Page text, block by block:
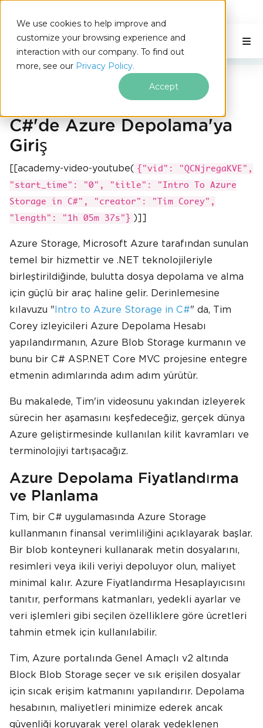
We use cookies to help improve and
customize your browsing experience and
interaction with our company. To find out
more, see our Privacy Policy.
Accept
IRONSOFTWARE
Altbilgi içeriğine atla
C# Application
Bu Sayfada
C#'de Azure Depolama'ya Giriş
C#'de Azure Depolama'ya
Giriş
[[academy-video-youtube( {"vid": "QCNjregaKVE",
"start_time": "0", "title": "Intro To Azure
Storage in C#", "creator": "Tim Corey",
"length": "1h 05m 37s"} )]]
Azure Storage, Microsoft Azure tarafından sunulan
temel bir hizmettir ve .NET teknolojileriyle
birleştirildiğinde, bulutta dosya depolama ve alma
için güçlü bir araç haline gelir. Derinlemesine
kılavuzu "Intro to Azure Storage in C#" da, Tim
Corey izleyicileri Azure Depolama Hesabı
yapılandırmanın, Azure Blob Storage kurmanın ve
bunu bir C# ASP.NET Core MVC projesine entegre
etmenin adımlarında adım adım yürütür.
Bu makalede, Tim'in videosunu yakından izleyerek
sürecin her aşamasını keşfedeceğiz, gerçek dünya
Azure geliştirmesinde kullanılan kilit kavramları ve
terminolojiyi tartışacağız.
Azure Depolama Fiyatlandırma
ve Planlama
Tim, bir C# uygulamasında Azure Storage
kullanmanın finansal verimliliğini açıklayarak başlar.
Bir blob konteyneri kullanarak metin dosyalarını,
resimleri veya ikili veriyi depoluyor olun, maliyet
minimal kalır. Azure Fiyatlandırma Hesaplayıcısını
tanıtır, performans katmanları, yedekli ayarlar ve
veri işlemleri gibi seçilen özelliklere göre ücretleri
tahmin etmek için kullanılabilir.
Tim, Azure portalında Genel Amaçlı v2 altında
Block Blob Storage seçer ve sık erişilen dosyalar
için sıcak erişim katmanını yapılandırır. Depolama
hesabının, maliyetleri minimize ederek ancak
güvenliği koruyarak yerel olarak yedeklenen